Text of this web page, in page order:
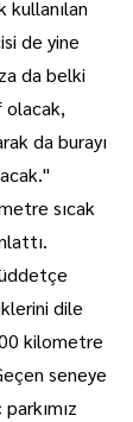
kullanılan
de yine
da belki
olacak,
da burayı
sıcak
dile
kilometre
seneye